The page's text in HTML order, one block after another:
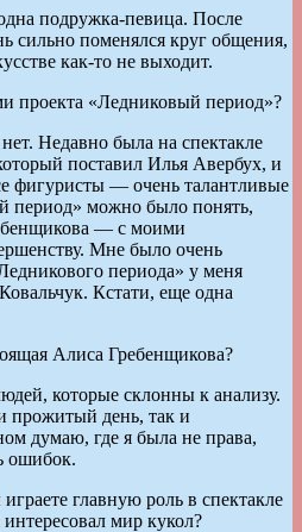
подружка-певица. После
сильно поменялся круг общения,
как-то не выходит.
проекта «Ледниковый период»?
Недавно была на спектакле
поставил Илья Авербух, и
фигуристы — очень талантливые
можно было понять,
— с моими
Мне было очень
периода» у меня
Кстати, еще одна
Алиса Гребенщикова?
которые склонны к анализу.
прожитый день, так и
думаю, где я была не права,
ошибок.
главную роль в спектакле
мир кукол?